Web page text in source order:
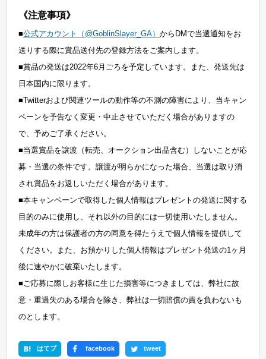
《注意事項》
■公式アカウント（@GoblinSlayer_GA） からDMで当選通知をお
送りする際に賞品送付先の登録方法をご案内します。
■賞品の発送は2022年6月ごろを予定しています。また、発送先は
日本国内に限ります。
■Twitterおよび関連ツールの動作等の不測の障害により、当キャン
ペーンを予告なく変更・中止させていただく場合がありますの
で、予めご了承ください。
■当選賞品を譲渡（転売、オークション出品含む）しないことが応
募・当選の条件です。譲渡が明らかになった場合、当選は取り消
され賞品をお返しいただく場合があります。
■本キャンペーンで取得した個人情報はプレゼントの発送に関する
目的のみに使用し、それ以外の目的には一切使用いたしません。
未成年の方は保護者の方の同意を得たうえで個人情報を提供して
ください。また、お預かりした個人情報はプレゼント発送の1ヶ月
後に速やかに破棄いたします。
■ご応募に際しお客様に生じた損害等につきましては、弊社に故
意・重過失のある場合を除き、弊社は一切賠償の責を負わないも
のとします。
はてブ facebook tweet